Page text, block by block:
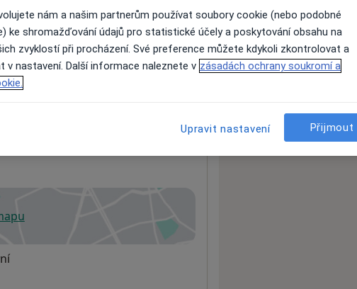
nejsou k dispozici
informace o svých službách.
v nové záložce
nám a našim partnerům používat soubory cookie (nebo podobné
ke shromažďování údajů pro statistické účely a poskytování obsahu na
zvyklostí při procházení. Své preference můžete kdykoli zkontrolovat a
v nastavení. Další informace naleznete v zásadách ochrany soukromí a
Upravit nastavení Přijmout